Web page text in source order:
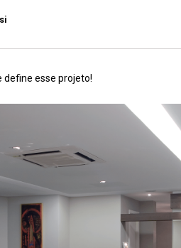
define esse projeto!